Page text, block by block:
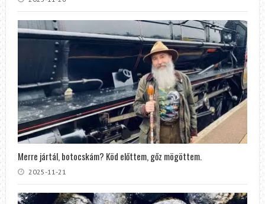
Merre jártál, botocskám? Köd előttem, gőz mögöttem.
2025-11-21